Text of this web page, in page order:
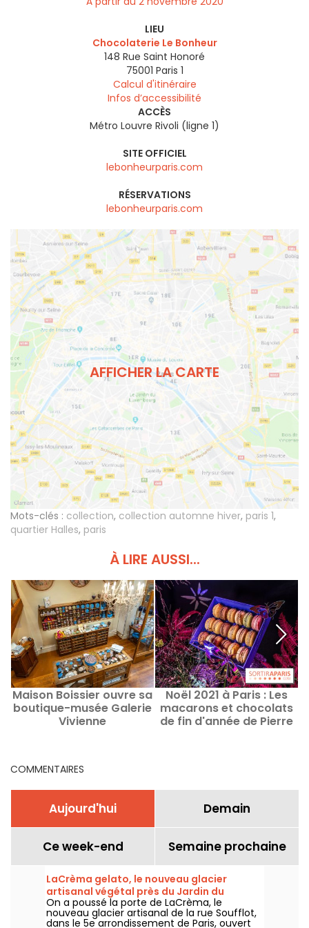
LIEU
Chocolaterie Le Bonheur
148 Rue Saint Honoré
75001 Paris 1
Calcul d'itinéraire
Infos d’accessibilité
ACCÈS
Métro Louvre Rivoli (ligne 1)
SITE OFFICIEL
lebonheurparis.com
RÉSERVATIONS
lebonheurparis.com
AFFICHER LA CARTE
Mots-clés : collection, collection automne hiver, paris 1,
quartier Halles, paris
À LIRE AUSSI...
Maison Boissier ouvre sa
boutique-musée Galerie
Vivienne
Noël 2021 à Paris : Les
macarons et chocolats
de fin d'année de Pierre
COMMENTAIRES
Aujourd'hui Demain
Ce week-end Semaine prochaine
LaCrèma gelato, le nouveau glacier
artisanal végétal près du Jardin du
Luxembourg et du Panthéon
On a poussé la porte de LaCrèma, le
nouveau glacier artisanal de la rue Soufflot,
dans le 5e arrondissement de Paris, ouvert